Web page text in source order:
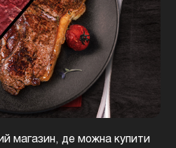
магазин, де можна купити